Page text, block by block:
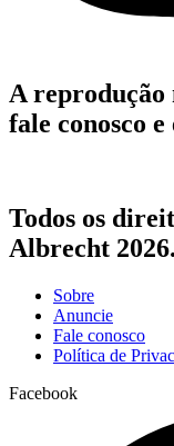
A reprodução
fale conosco
Todos os
Albrecht 2026.
Sobre
Anuncie
Fale conosco
Política de
Facebook